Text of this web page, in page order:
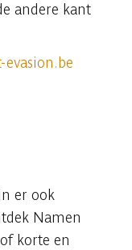
andere kant
evasion.be
er ook
Namen
of korte en